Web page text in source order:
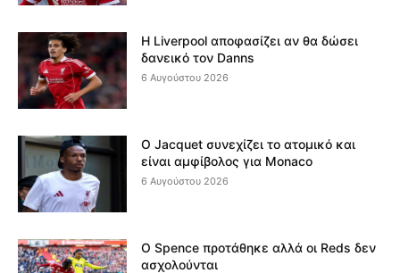
Η Liverpool αποφασίζει αν θα δώσει
δανεικό τον Danns
6 Αυγούστου 2026
Ο Jacquet συνεχίζει το ατομικό και
είναι αμφίβολος για Monaco
6 Αυγούστου 2026
Ο Spence προτάθηκε αλλά οι Reds δεν
ασχολούνται